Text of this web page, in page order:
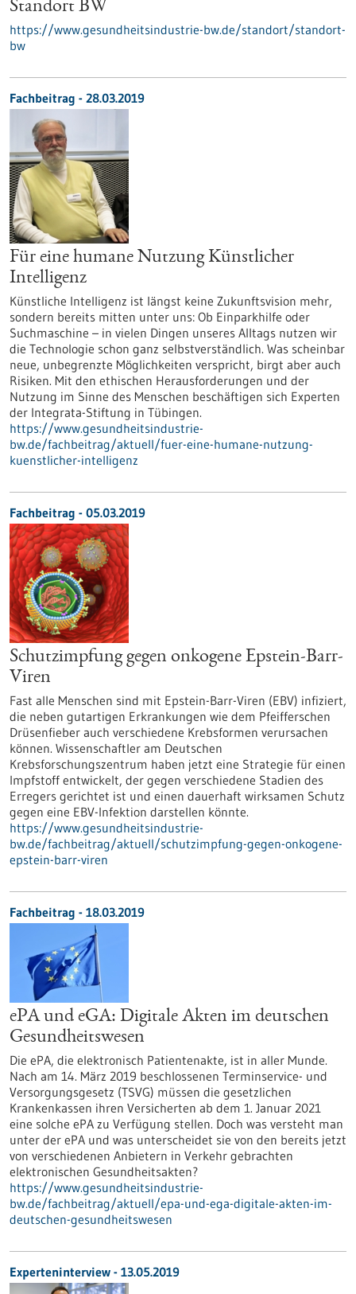
Standort BW
https://www.gesundheitsindustrie-bw.de/standort/standort-
bw
Fachbeitrag - 28.03.2019
Für eine humane Nutzung Künstlicher
Intelligenz
Künstliche Intelligenz ist längst keine Zukunftsvision mehr,
sondern bereits mitten unter uns: Ob Einparkhilfe oder
Suchmaschine – in vielen Dingen unseres Alltags nutzen wir
die Technologie schon ganz selbstverständlich. Was scheinbar
neue, unbegrenzte Möglichkeiten verspricht, birgt aber auch
Risiken. Mit den ethischen Herausforderungen und der
Nutzung im Sinne des Menschen beschäftigen sich Experten
der Integrata-Stiftung in Tübingen.
https://www.gesundheitsindustrie-
bw.de/fachbeitrag/aktuell/fuer-eine-humane-nutzung-
kuenstlicher-intelligenz
Fachbeitrag - 05.03.2019
Schutzimpfung gegen onkogene Epstein-Barr-
Viren
Fast alle Menschen sind mit Epstein-Barr-Viren (EBV) infiziert,
die neben gutartigen Erkrankungen wie dem Pfeifferschen
Drüsenfieber auch verschiedene Krebsformen verursachen
können. Wissenschaftler am Deutschen
Krebsforschungszentrum haben jetzt eine Strategie für einen
Impfstoff entwickelt, der gegen verschiedene Stadien des
Erregers gerichtet ist und einen dauerhaft wirksamen Schutz
gegen eine EBV-Infektion darstellen könnte.
https://www.gesundheitsindustrie-
bw.de/fachbeitrag/aktuell/schutzimpfung-gegen-onkogene-
epstein-barr-viren
Fachbeitrag - 18.03.2019
ePA und eGA: Digitale Akten im deutschen
Gesundheitswesen
Die ePA, die elektronisch Patientenakte, ist in aller Munde.
Nach am 14. März 2019 beschlossenen Terminservice- und
Versorgungsgesetz (TSVG) müssen die gesetzlichen
Krankenkassen ihren Versicherten ab dem 1. Januar 2021
eine solche ePA zu Verfügung stellen. Doch was versteht man
unter der ePA und was unterscheidet sie von den bereits jetzt
von verschiedenen Anbietern in Verkehr gebrachten
elektronischen Gesundheitsakten?
https://www.gesundheitsindustrie-
bw.de/fachbeitrag/aktuell/epa-und-ega-digitale-akten-im-
deutschen-gesundheitswesen
Experteninterview - 13.05.2019